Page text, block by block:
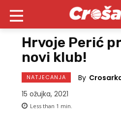
Hrvoje Perić
novi klub!
NATJECANJA By
15 ožujka, 2021
Less than 1 min.